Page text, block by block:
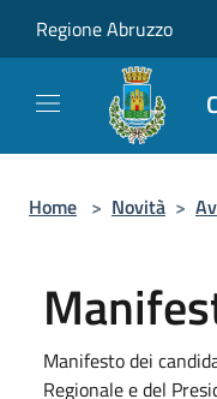
Regione Abruzzo
Home > Novità >
Manifesto dei
Regionale e del